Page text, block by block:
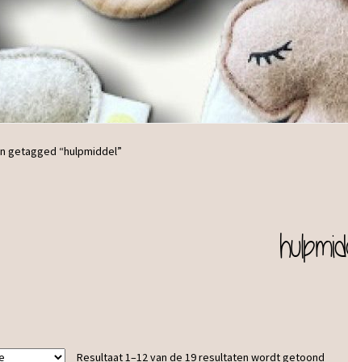
getagged “hulpmiddel”
Resultaat 1–12 van de 19 resultaten wordt getoond